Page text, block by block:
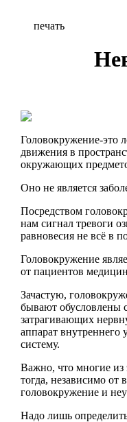
печать
Головокружение-это
движения в
окружающих
Оно не является
Посредством
нам сигнал тревоги
равновесия не всё в
Головокружение
от пациентов
Зачастую,
бывают обусловлены
затрагивающих
аппарат внутреннего
систему.
Важно, что многие из
тогда, независимо от
головокружение и
Надо лишь